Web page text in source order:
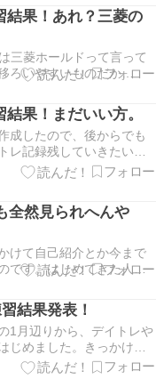
結果！あれ？三菱の
三菱ホールドって言って
ろいやすいものだか
した！なんかごめ
ツカツしたのと、買った
でね…魔が差しました(･
より上がらないような気
果！まだいい方。
成したので、後からでも
レ記録残していきたいと
いた記事になります。公
10のデイトレ結果になり
日の夜間でいくつか売っ
全然見られへんや
けて自己紹介とか今まで
です。はじめてきた人に
かったし、何より私が人
助かるので…ふふ、これ
すくなるぞぅ♪と。公開し
に記事の1番最初に固定し
結果発表！
1月辺りから、デイトレや
じめました。きっかけは
ら。パワハラセクハラあ
すようになり、毎日仕事